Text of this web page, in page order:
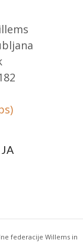
federacije Willems in